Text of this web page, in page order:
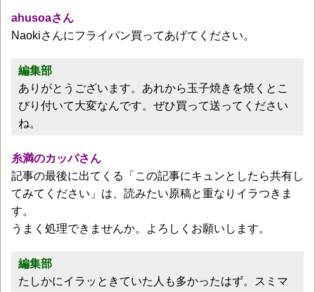
ahusoaさん
Naokiさんにフライパン買ってあげてください。
編集部
ありがとうございます。あれから玉子焼きを焼くとこ
びり付いて大変なんです。ぜひ買って送ってください
ね。
糸満のカッパさん
記事の最後に出てくる「この記事にキュンとしたら共有し
てみてください」は、読みたい原稿と重なりイラつきま
す。
うまく処理できませんか。よろしくお願いします。
編集部
たしかにイラッときていた人も多かったはず。スミマ